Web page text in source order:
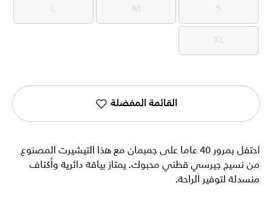
S
S
M
M
L
L
XL
XL
القائمة المفضلة
احتفل بمرور 40 عاما على جمبمان مع هذا التيشيرت المصنوع
من نسيج جيرسي قطني محبوك. يمتاز بياقة دائرية وأكتاف
منسدلة لتوفير الراحة.